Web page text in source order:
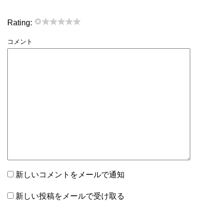
Rating:
コメント
新しいコメントをメールで通知
新しい投稿をメールで受け取る